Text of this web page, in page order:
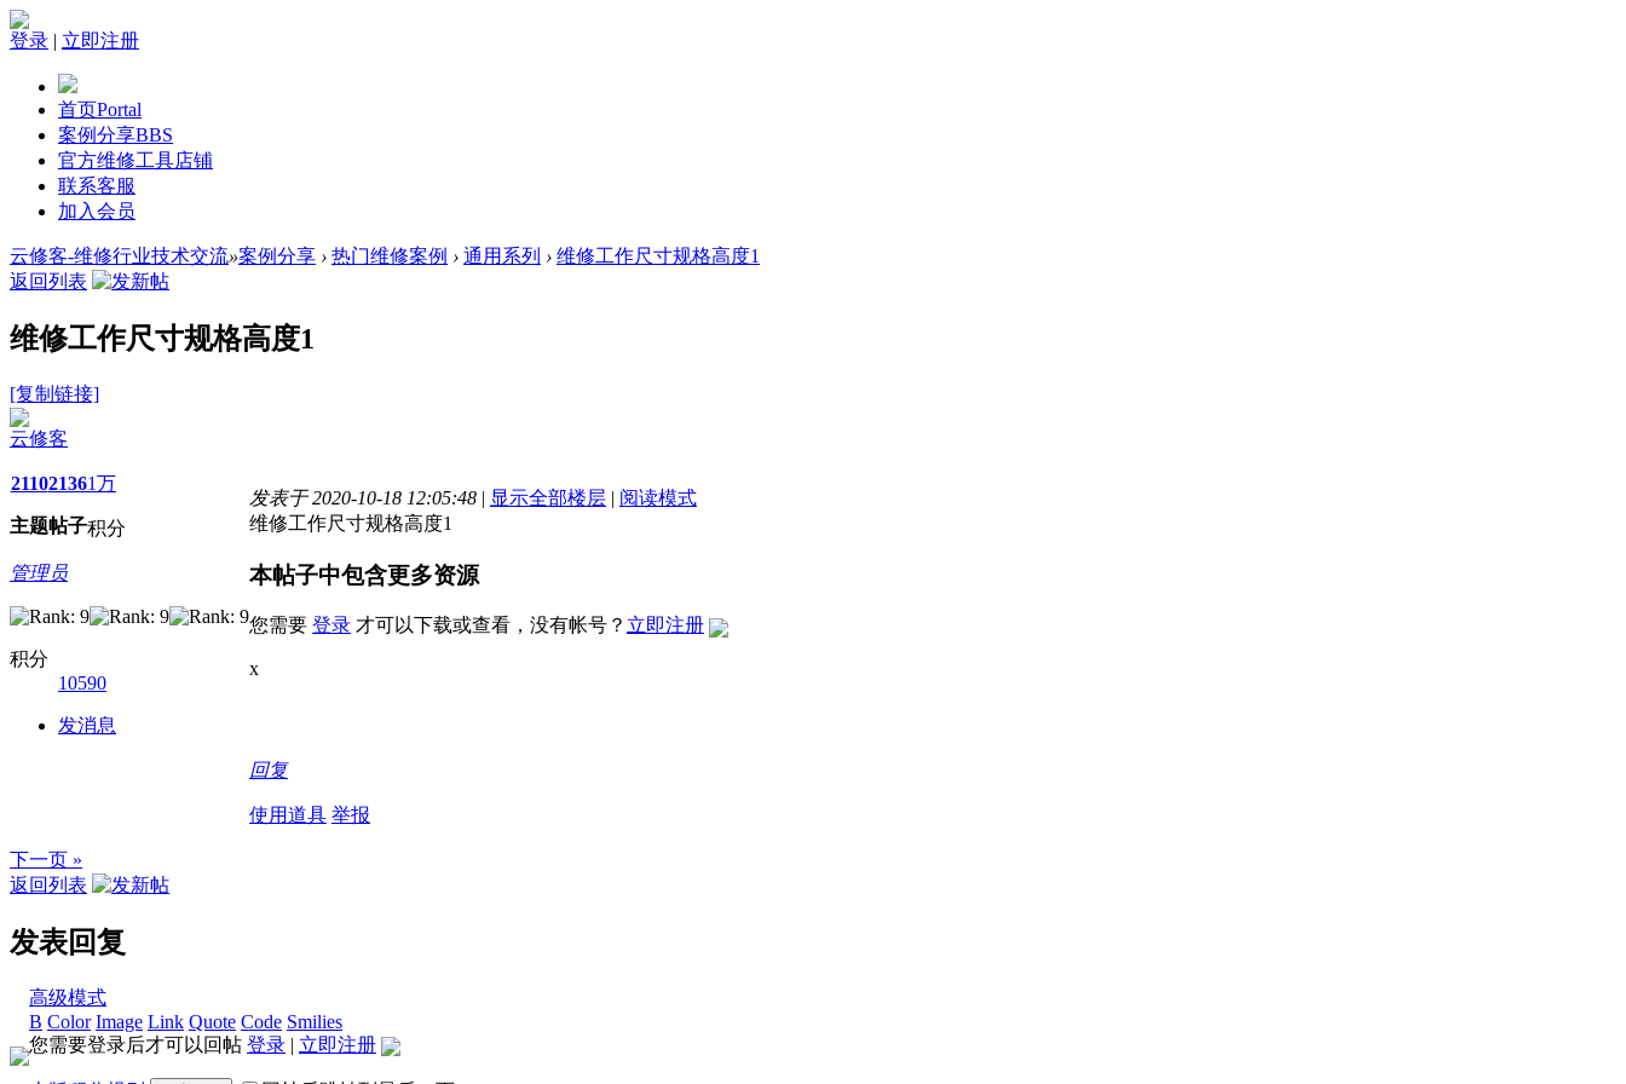
登录 | 立即注册
首页Portal
案例分享BBS
官方维修工具店铺
联系客服
加入会员
云修客-维修行业技术交流»案例分享 › 热门维修案例 › 通用系列 › 维修工作尺寸规格高度1
返回列表
维修工作尺寸规格高度1
[复制链接]
云修客
2110
主题
2136
帖子
1万
积分
管理员
积分
10590
发消息
发表于 2020-10-18 12:05:48 | 显示全部楼层 | 阅读模式
维修工作尺寸规格高度1
本帖子中包含更多资源
您需要 登录 才可以下载或查看，没有帐号？ 立即注册
x
回复
使用道具 举报
下一页 »
返回列表
发表回复
高级模式
B Color Image Link Quote Code Smilies
您需要登录后才可以回帖 登录 | 立即注册